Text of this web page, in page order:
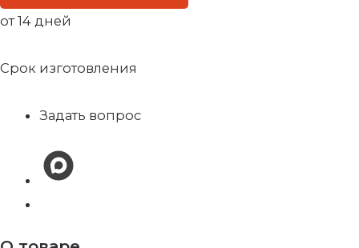
от 14 дней
Срок изготовления
Задать вопрос